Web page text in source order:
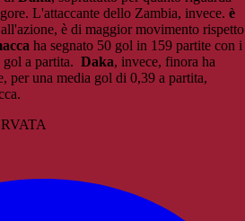
L'attaccante dello Zambia, invece. è
è di maggior movimento rispetto
ha segnato 50 gol in 159 partite con i
a partita. Daka, invece, finora ha
per una media gol di 0,39 a partita,